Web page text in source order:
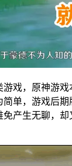
戏，原神游戏
单，游戏后
产生无聊，